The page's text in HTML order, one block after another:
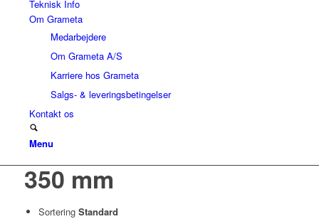
Teknisk Info
Om Grameta
Medarbejdere
Om Grameta A/S
Karriere hos Grameta
Salgs- & leveringsbetingelser
Kontakt os
Menu
350 mm
Sortering Standard